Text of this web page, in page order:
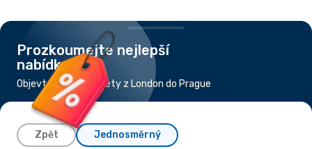
Prozkoumejte nejlepší
nabídky
Objevte nejlevnější lety z London do Prague
Zpět Jednosměrný